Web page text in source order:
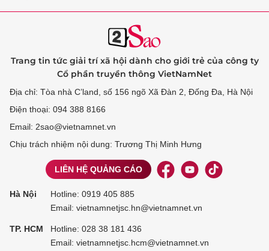
Trang tin tức giải trí xã hội dành cho giới trẻ của công ty
Cổ phần truyền thông VietNamNet
Địa chỉ: Tòa nhà C’land, số 156 ngõ Xã Đàn 2, Đống Đa, Hà Nội
Điện thoại: 094 388 8166
Email: 2sao@vietnamnet.vn
Chịu trách nhiệm nội dung: Trương Thị Minh Hưng
LIÊN HỆ QUẢNG CÁO
Hà Nội Hotline: 0919 405 885
Email: vietnamnetjsc.hn@vietnamnet.vn
TP. HCM Hotline: 028 38 181 436
Email: vietnamnetjsc.hcm@vietnamnet.vn